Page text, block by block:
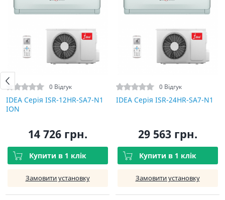
0 Відгук
IDEA Серія ISR-12HR-SA7-N1
ION
14 726 грн.
Купити в 1 клік
Замовити установку
0 Відгук
IDEA Серія ISR-24HR-SA7-N1
29 563 грн.
Купити в 1 клік
Замовити установку